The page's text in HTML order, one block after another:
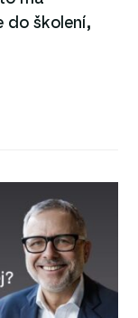
do školení,